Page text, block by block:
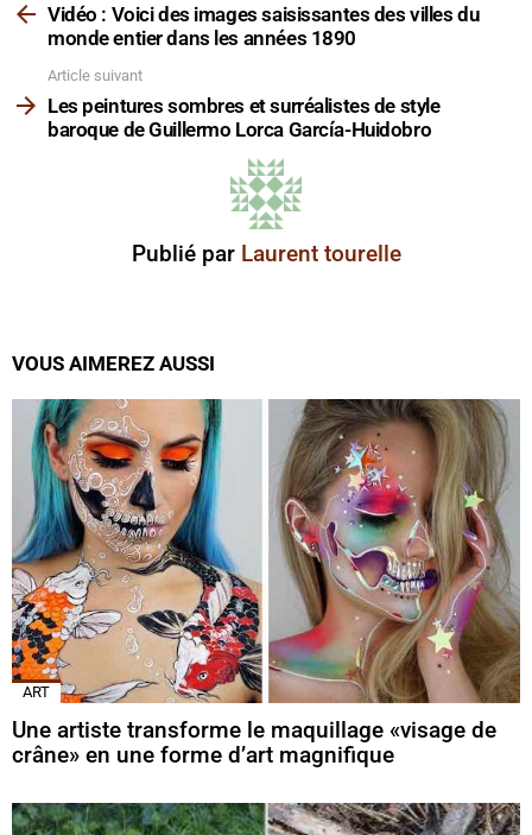
plus
Vidéo : Voici des images saisissantes des villes du
monde entier dans les années 1890
Article suivant
Les peintures sombres et surréalistes de style
baroque de Guillermo Lorca García-Huidobro
Publié par Laurent tourelle
VOUS AIMEREZ AUSSI
ART
Une artiste transforme le maquillage «visage de
crâne» en une forme d’art magnifique